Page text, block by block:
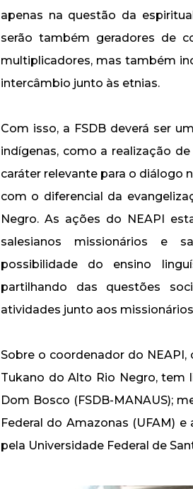
apenas na questão da
serão também geradores de
multiplicadores, mas também
intercâmbio junto às etnias.
Com isso, a FSDB deverá ser
indígenas, como a realização
caráter relevante para o diálogo
com o diferencial da
Negro. As ações do NEAPI
salesianos missionários e
possibilidade do ensino
partilhando das questões
atividades junto aos
Sobre o coordenador do NEAPI,
Tukano do Alto Rio Negro, tem
Dom Bosco (FSDB-MANAUS);
Federal do Amazonas (UFAM)
pela Universidade Federal de